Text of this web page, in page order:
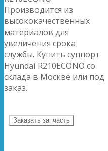
Производится из
высококачественных
материалов для
увеличения срока
службы. Купить суппорт
Hyundai R210ECONO со
склада в Москве или под
заказ.
Заказать запчасть